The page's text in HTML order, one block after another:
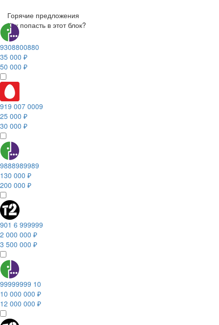
Горячие предложения
Как попасть в этот блок?
9308800880
35 000 ₽
50 000 ₽
919 007 0009
25 000 ₽
30 000 ₽
9888989989
130 000 ₽
200 000 ₽
901 6 999999
2 000 000 ₽
3 500 000 ₽
99999999 10
10 000 000 ₽
12 000 000 ₽